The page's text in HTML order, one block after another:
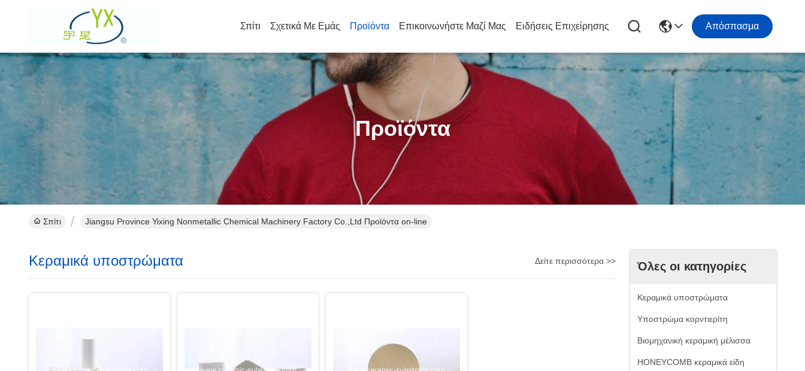
Σπίτι Σχετικά Με Εμάς Προϊόντα Επικοινωνήστε Μαζί Μας Ειδήσεις Επιχείρησης Απόσπασμα
Προϊόντα
Σπίτι Jiangsu Province Yixing Nonmetallic Chemical Machinery Factory Co.,Ltd Προϊόντα on-line
Όλες οι κατηγορίες
Κεραμικά υποστρώματα
Υποστρώμα κορντιερίτη
Βιομηχανική κεραμική μέλισσα
HONEYCOMB κεραμικά είδη
Κεραμικά υποστρώματα Δείτε περισσότερα >>